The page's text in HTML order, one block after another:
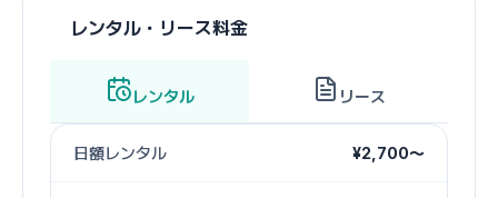
レンタル・リース料金
レンタル リース
日額レンタル ¥2,700〜